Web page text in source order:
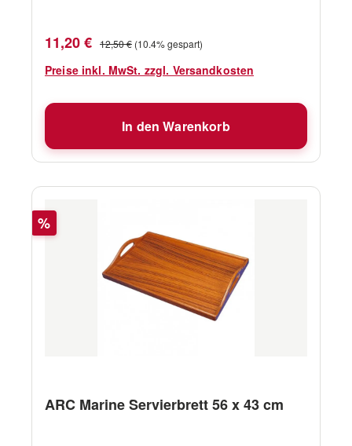
Verkaufspreis:
11,20 € Regulärer Preis:
12,50 € (10.4% gespart)
Preise inkl. MwSt. zzgl. Versandkosten
In den Warenkorb
Rabatt
%
ARC Marine Servierbrett 56 x 43 cm